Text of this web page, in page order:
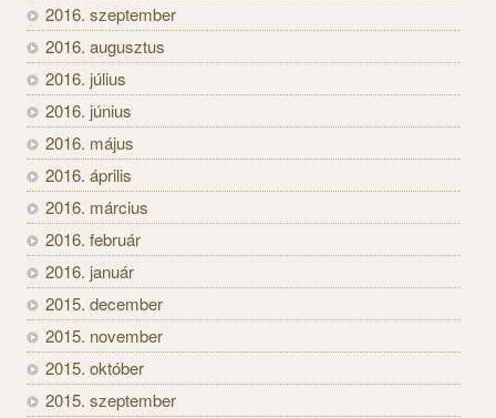
2016. szeptember
2016. augusztus
2016. július
2016. június
2016. május
2016. április
2016. március
2016. február
2016. január
2015. december
2015. november
2015. október
2015. szeptember